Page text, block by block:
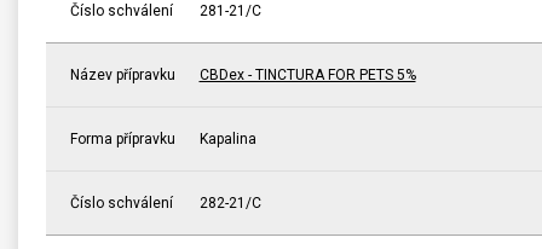
Číslo schválení 281-21/C
Název přípravku CBDex - TINCTURA FOR PETS 5%
Forma přípravku Kapalina
Číslo schválení 282-21/C